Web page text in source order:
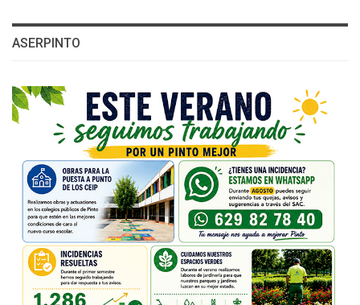
ASERPINTO